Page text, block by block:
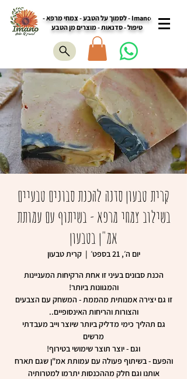
Imano - לסמוך על הטבע - צמחי מרפא -
טיפול - סדנאות - מוצרים מן הטבע
קרית טבעון סדנה להכנת סבונים טבעיים
בשילוב צמחי מרפא - בשיתוף עם עמותת
אמ"ן בטבעון
יום ה׳, 21 בספט׳
  |
קרית טבעון
הכנת סבונים בעיני זו אחת הרקיחות המעניינות
זו גם יצירה אמנותית מהממת - המשחק עם הצבעים
גם תהליך כימי מדליק ביותר שיוצר וייב מעבדתי
והפעם - בשיתוף פעולה עם עמותת אמ"ן שגם תארח
אותנו וגם חלק מההכנסות יתרמו למטרותיה